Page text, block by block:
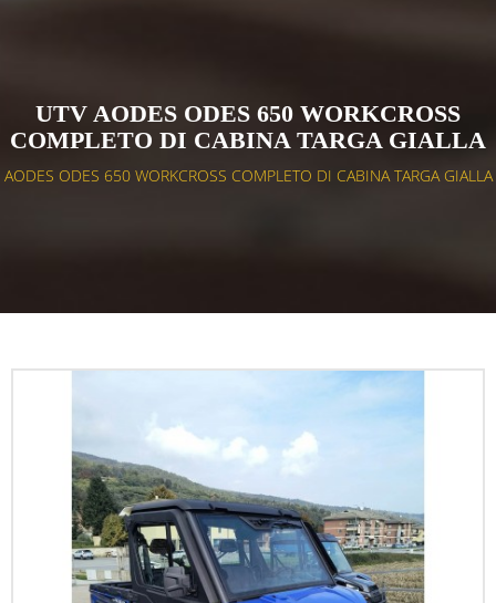
AODES ODES 650 WORKCROSS COMPLETO DI CABINA TARGA GIALLA
UTV AODES ODES 650 WORKCROSS
COMPLETO DI CABINA TARGA GIALLA